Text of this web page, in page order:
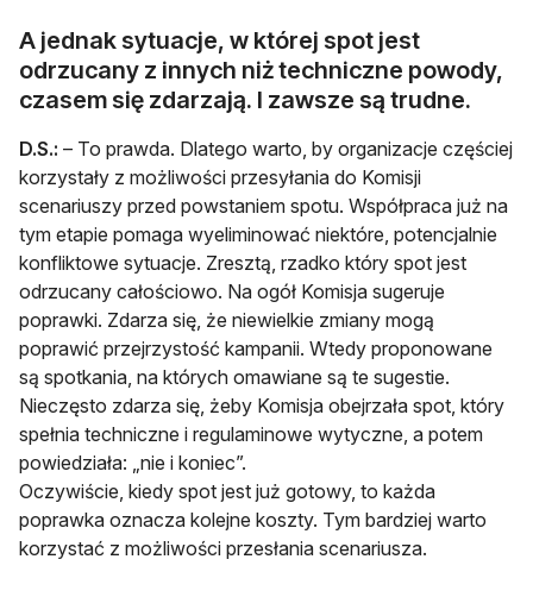
A jednak sytuacje, w której spot jest
odrzucany z innych niż techniczne powody,
czasem się zdarzają. I zawsze są trudne.
D.S.: – To prawda. Dlatego warto, by organizacje częściej
korzystały z możliwości przesyłania do Komisji
scenariuszy przed powstaniem spotu. Współpraca już na
tym etapie pomaga wyeliminować niektóre, potencjalnie
konfliktowe sytuacje. Zresztą, rzadko który spot jest
odrzucany całościowo. Na ogół Komisja sugeruje
poprawki. Zdarza się, że niewielkie zmiany mogą
poprawić przejrzystość kampanii. Wtedy proponowane
są spotkania, na których omawiane są te sugestie.
Nieczęsto zdarza się, żeby Komisja obejrzała spot, który
spełnia techniczne i regulaminowe wytyczne, a potem
powiedziała: „nie i koniec”.
Oczywiście, kiedy spot jest już gotowy, to każda
poprawka oznacza kolejne koszty. Tym bardziej warto
korzystać z możliwości przesłania scenariusza.